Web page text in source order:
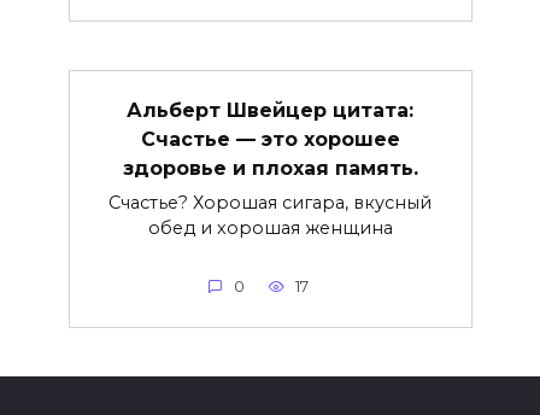
Альберт Швейцер цитата:
Счастье — это хорошее
здоровье и плохая память.
Счастье? Хорошая сигара, вкусный
обед и хорошая женщина
0 17